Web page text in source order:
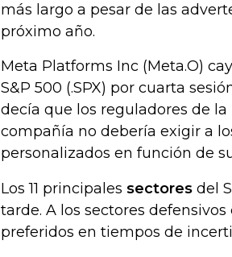
más largo a pesar de las
próximo año.
Meta Platforms Inc (Meta.O)
S&P 500 (.SPX) por cuarta
decía que los reguladores de
compañía no debería exigir a
personalizados en función de
Los 11 principales sectores del
tarde. A los sectores
preferidos en tiempos de